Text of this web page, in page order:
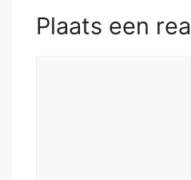
Plaats een